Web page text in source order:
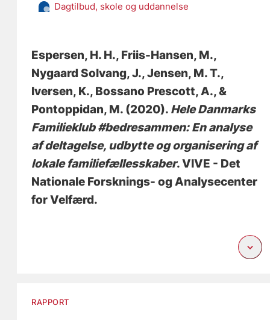
Dagtilbud, skole og uddannelse
Espersen, H. H., Friis-Hansen, M.,
Nygaard Solvang, J., Jensen, M. T.,
Iversen, K., Bossano Prescott, A., &
Pontoppidan, M. (2020). Hele Danmarks
Familieklub #bedresammen: En analyse
af deltagelse, udbytte og organisering af
lokale familiefællesskaber. VIVE - Det
Nationale Forsknings- og Analysecenter
for Velfærd.
RAPPORT